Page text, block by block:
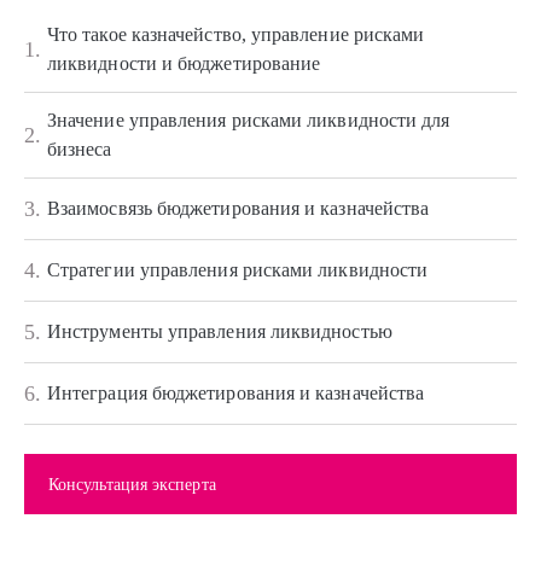
1.
Что такое казначейство, управление рисками
ликвидности и бюджетирование
2.
Значение управления рисками ликвидности для
бизнеса
3. Взаимосвязь бюджетирования и казначейства
4. Стратегии управления рисками ликвидности
5. Инструменты управления ликвидностью
6. Интеграция бюджетирования и казначейства
Консультация эксперта